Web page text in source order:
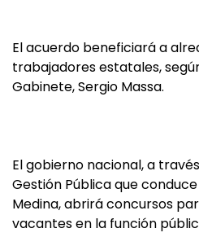
El acuerdo beneficiará a
trabajadores estatales,
Gabinete, Sergio Massa.
El gobierno nacional, a
Gestión Pública que
Medina, abrirá concursos
vacantes en la función